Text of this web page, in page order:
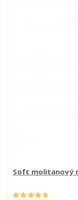
Soft molitanový